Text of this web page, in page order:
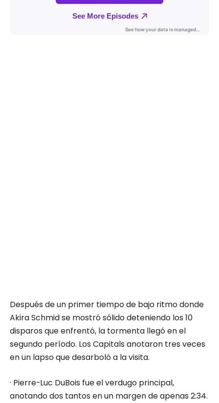
Después de un primer tiempo de bajo ritmo donde
Akira Schmid se mostró sólido deteniendo los 10
disparos que enfrentó, la tormenta llegó en el
segundo período. Los Capitals anotaron tres veces
en un lapso que desarboló a la visita.
· Pierre-Luc DuBois fue el verdugo principal,
anotando dos tantos en un margen de apenas 2:34.